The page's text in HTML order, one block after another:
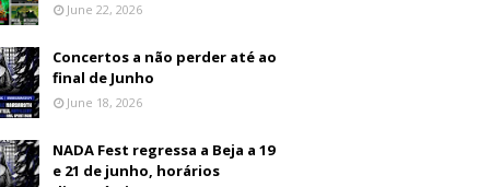
June 22, 2026
Concertos a não perder até ao
final de Junho
June 18, 2026
NADA Fest regressa a Beja a 19
e 21 de junho, horários